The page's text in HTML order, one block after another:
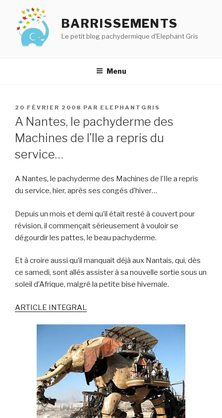
contenu
principal
BARRISSEMENTS
Le petit blog pachydermique d'Elephant Gris
Menu
PUBLIÉ
LE
20 FÉVRIER 2008 PAR ELEPHANTGRIS
A Nantes, le pachyderme des
Machines de l’Ile a repris du
service…
A Nantes, le pachyderme des Machines de l’Ile a repris
du service, hier, après ses congés d’hiver…
Depuis un mois et demi qu’il était resté à couvert pour
révision, il commençait sérieusement à vouloir se
dégourdir les pattes, le beau pachyderme.
Et à croire aussi qu’il manquait déjà aux Nantais, qui, dès
ce samedi, sont allés assister à sa nouvelle sortie sous un
soleil d’Afrique, malgré la petite bise hivernale.
ARTICLE INTEGRAL